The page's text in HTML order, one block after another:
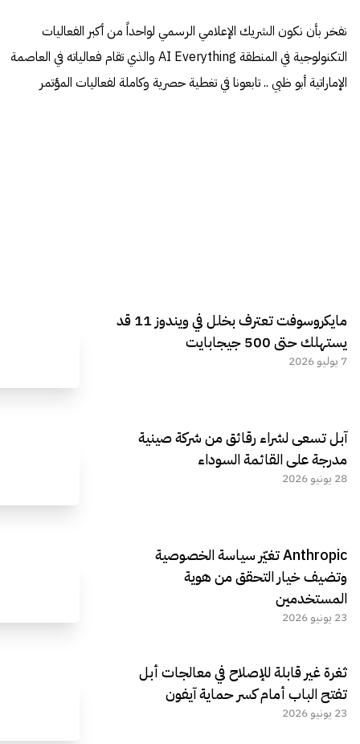
نفخر بأن نكون الشريك الإعلامي الرسمي لواحداً من أكبر الفعاليات
التكنولوجية في المنطقة AI Everything والذي تقام فعالياته في العاصمة
الإماراتية أبو ظبي .. تابعونا في تغطية حصرية وكاملة لفعاليات المؤتمر
مايكروسوفت تعترف بخلل في ويندوز 11 قد
يستهلك حتى 500 جيجابايت
7 يوليو 2026
آبل تسعى لشراء رقائق من شركة صينية
مدرجة على القائمة السوداء
28 يونيو 2026
Anthropic تغيّر سياسة الخصوصية
وتضيف خيار التحقق من هوية
المستخدمين
23 يونيو 2026
ثغرة غير قابلة للإصلاح في معالجات أبل
تفتح الباب أمام كسر حماية آيفون
23 يونيو 2026